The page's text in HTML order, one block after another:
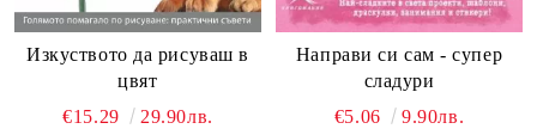
Изкуството да рисуваш в
цвят
€15.29
29.90лв.
Направи си сам - супер
сладури
€5.06
9.90лв.